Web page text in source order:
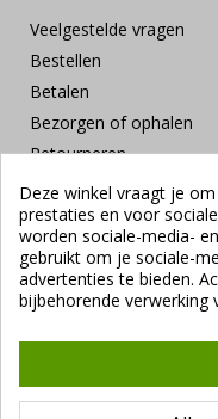
Veelgestelde vragen
Bestellen
Betalen
Bezorgen of ophalen
Retourneren
Klachten en suggesties
Contact
Veilig betalen
Deze winkel vraagt je
prestaties en voor
worden sociale-media-
gebruikt om je sociale-
advertenties te bieden.
bijbehorende verwerking